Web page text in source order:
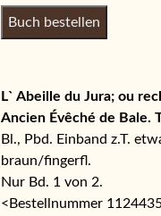
L` Abeille du Jura; ou
Ancien Évêché de Bale.
Bl., Pbd. Einband z.T.
braun/fingerfl.
Nur Bd. 1 von 2.
<Bestellnummer